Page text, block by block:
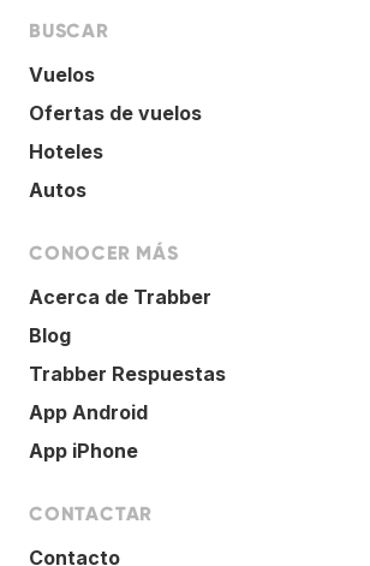
BUSCAR
Vuelos
Ofertas de vuelos
Hoteles
Autos
CONOCER MÁS
Acerca de Trabber
Blog
Trabber Respuestas
App Android
App iPhone
CONTACTAR
Contacto